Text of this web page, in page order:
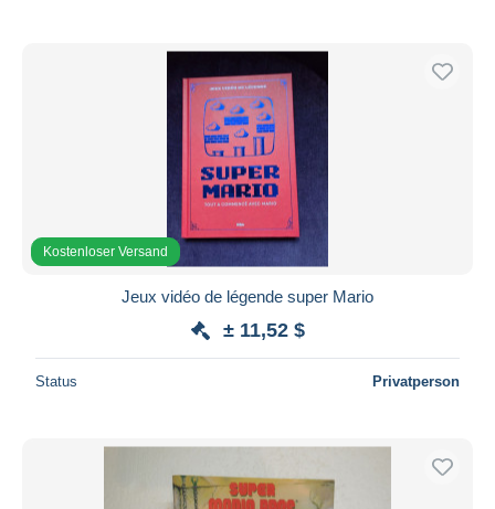
Kostenloser Versand
Jeux vidéo de légende super Mario
± 11,52 $
Status Privatperson